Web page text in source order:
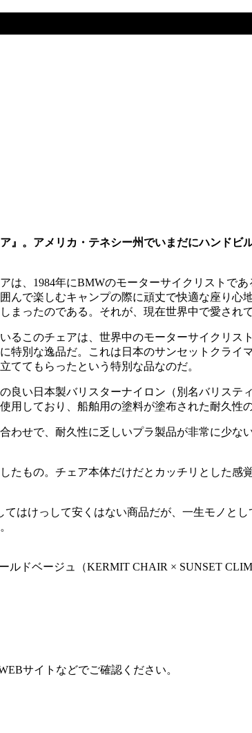
』。アメリカ・テネシー州でいまだにハンド
は、1984年にBMWのモーターサイクリストで
んで楽しむキャンプの際に頑丈で快適な座り
まったのである。それが、現在世界中で愛さ
るこのチェアは、世界中のモーターサイクリ
特別な逸品だ。これは日本のサンセットクラ
ててもらったという特別な品なのだ。
良い日本製バリスターナイロン（別名バリス
しており、船舶用の塗料が塗布された耐久性
わせで、耐久性に乏しいプラ製品が非常に少
たもの。チェア本体だけだとカッチリとした
はけっして安くはない商品だが、一生モノと
ドベージュ（KERMIT CHAIR × SUNSET
サイトなどでご確認ください。